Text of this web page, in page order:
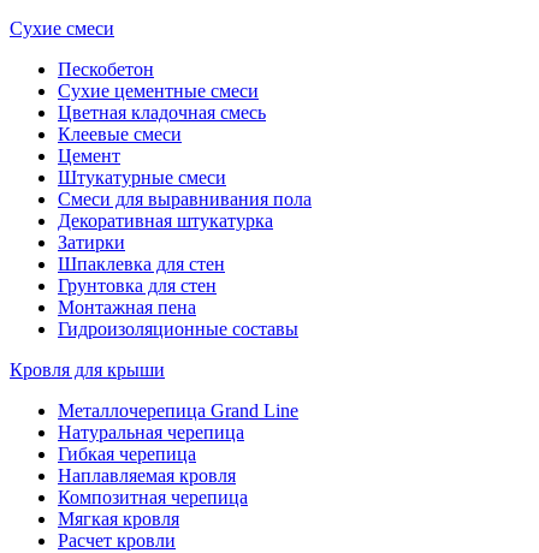
Сухие смеси
Пескобетон
Сухие цементные смеси
Цветная кладочная смесь
Клеевые смеси
Цемент
Штукатурные смеси
Смеси для выравнивания пола
Декоративная штукатурка
Затирки
Шпаклевка для стен
Грунтовка для стен
Монтажная пена
Гидроизоляционные составы
Кровля для крыши
Металлочерепица Grand Line
Натуральная черепица
Гибкая черепица
Наплавляемая кровля
Композитная черепица
Мягкая кровля
Расчет кровли